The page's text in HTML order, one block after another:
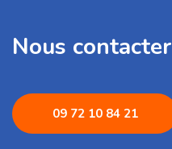
Nous contacter
09 72 10 84 21